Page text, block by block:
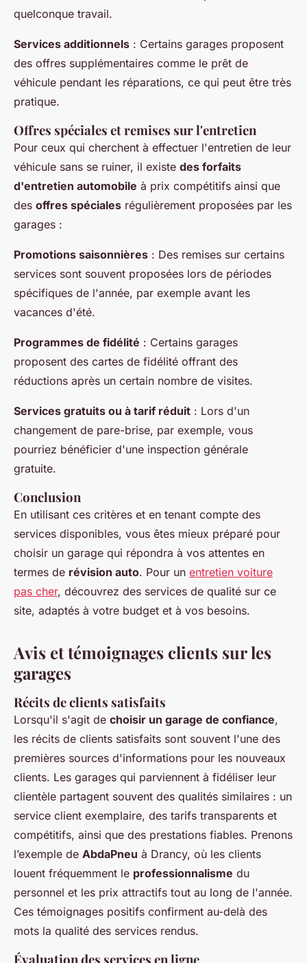
quelconque travail.
Services additionnels : Certains garages proposent
des offres supplémentaires comme le prêt de
véhicule pendant les réparations, ce qui peut être très
pratique.
Offres spéciales et remises sur l'entretien
Pour ceux qui cherchent à effectuer l'entretien de leur
véhicule sans se ruiner, il existe des forfaits
d'entretien automobile à prix compétitifs ainsi que
des offres spéciales régulièrement proposées par les
garages :
Promotions saisonnières : Des remises sur certains
services sont souvent proposées lors de périodes
spécifiques de l'année, par exemple avant les
vacances d'été.
Programmes de fidélité : Certains garages
proposent des cartes de fidélité offrant des
réductions après un certain nombre de visites.
Services gratuits ou à tarif réduit : Lors d'un
changement de pare-brise, par exemple, vous
pourriez bénéficier d'une inspection générale
gratuite.
Conclusion
En utilisant ces critères et en tenant compte des
services disponibles, vous êtes mieux préparé pour
choisir un garage qui répondra à vos attentes en
termes de révision auto. Pour un entretien voiture
pas cher, découvrez des services de qualité sur ce
site, adaptés à votre budget et à vos besoins.
Avis et témoignages clients sur les
garages
Récits de clients satisfaits
Lorsqu'il s'agit de choisir un garage de confiance,
les récits de clients satisfaits sont souvent l'une des
premières sources d'informations pour les nouveaux
clients. Les garages qui parviennent à fidéliser leur
clientèle partagent souvent des qualités similaires : un
service client exemplaire, des tarifs transparents et
compétitifs, ainsi que des prestations fiables. Prenons
l’exemple de AbdaPneu à Drancy, où les clients
louent fréquemment le professionnalisme du
personnel et les prix attractifs tout au long de l'année.
Ces témoignages positifs confirment au-delà des
mots la qualité des services rendus.
Évaluation des services en ligne